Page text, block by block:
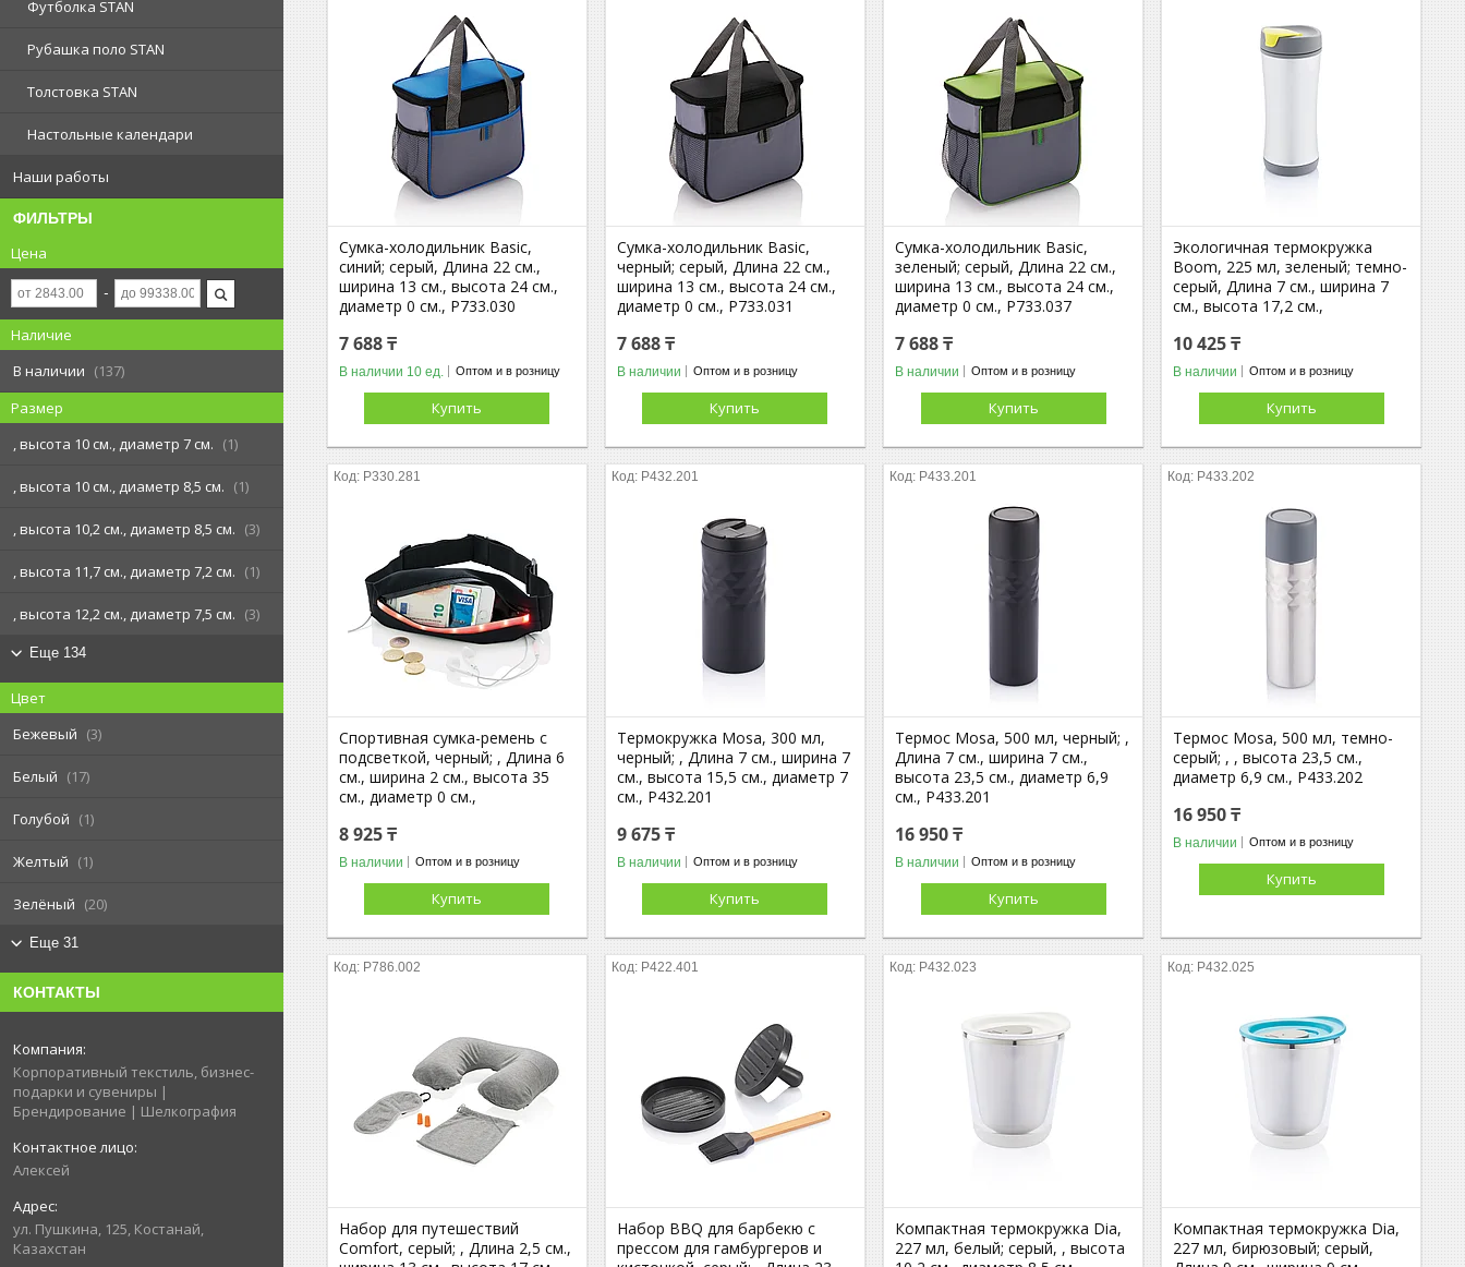
Футболка STAN
Рубашка поло STAN
Толстовка STAN
Настольные календари
Наши работы
ФИЛЬТРЫ
Цена
Наличие
В наличии
137
Размер
, высота 10 см., диаметр 7 см.
1
, высота 10 см., диаметр 8,5 см. 1
, высота 10,2 см., диаметр 8,5 см. 3
, высота 11,7 см., диаметр 7,2 см. 1
, высота 12,2 см., диаметр 7,5 см. 3
Еще 134
Цвет
Бежевый
3
Белый 17
Голубой 1
Желтый 1
Зелёный 20
Еще 31
КОНТАКТЫ
Корпоративный текстиль, бизнес-
подарки и сувениры |
Брендирование | Шелкография
Алексей
ул. Пушкина, 125, Костанай,
Казахстан
Сумка-холодильник Basic,
синий; серый, Длина 22 см.,
ширина 13 см., высота 24 см.,
диаметр 0 см., P733.030
7 688 ₸
В наличии 10 ед. Оптом и в розницу
Купить
Сумка-холодильник Basic,
черный; серый, Длина 22 см.,
ширина 13 см., высота 24 см.,
диаметр 0 см., P733.031
7 688 ₸
В наличии Оптом и в розницу
Купить
Сумка-холодильник Basic,
зеленый; серый, Длина 22 см.,
ширина 13 см., высота 24 см.,
диаметр 0 см., P733.037
7 688 ₸
В наличии Оптом и в розницу
Купить
Экологичная термокружка
Boom, 225 мл, зеленый; темно-
серый, Длина 7 см., ширина 7
см., высота 17,2 см.,
10 425 ₸
В наличии Оптом и в розницу
Купить
P330.281
Спортивная сумка-ремень с
подсветкой, черный; , Длина 6
см., ширина 2 см., высота 35
см., диаметр 0 см.,
8 925 ₸
В наличии Оптом и в розницу
Купить
P432.201
Термокружка Mosa, 300 мл,
черный; , Длина 7 см., ширина 7
см., высота 15,5 см., диаметр 7
см., P432.201
9 675 ₸
В наличии Оптом и в розницу
Купить
P433.201
Термос Mosa, 500 мл, черный; ,
Длина 7 см., ширина 7 см.,
высота 23,5 см., диаметр 6,9
см., P433.201
16 950 ₸
В наличии Оптом и в розницу
Купить
P433.202
Термос Mosa, 500 мл, темно-
серый; , , высота 23,5 см.,
диаметр 6,9 см., P433.202
16 950 ₸
В наличии Оптом и в розницу
Купить
P786.002
Набор для путешествий
Comfort, серый; , Длина 2,5 см.,
P422.401
Набор BBQ для барбекю с
прессом для гамбургеров и
P432.023
Компактная термокружка Dia,
227 мл, белый; серый, , высота
P432.025
Компактная термокружка Dia,
227 мл, бирюзовый; серый,